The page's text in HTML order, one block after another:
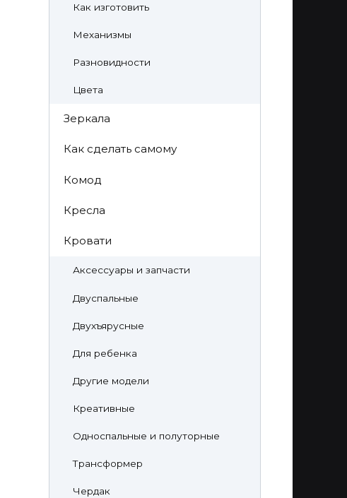
Как изготовить
Механизмы
Разновидности
Цвета
Зеркала
Как сделать самому
Комод
Кресла
Кровати
Аксессуары и запчасти
Двуспальные
Двухъярусные
Для ребенка
Другие модели
Креативные
Односпальные и полуторные
Трансформер
Чердак